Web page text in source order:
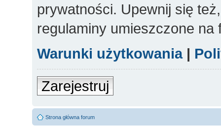
prywatności. Upewnij się
regulaminy umieszczone na
Warunki użytkowania|
Zarejestruj
Strona główna forum